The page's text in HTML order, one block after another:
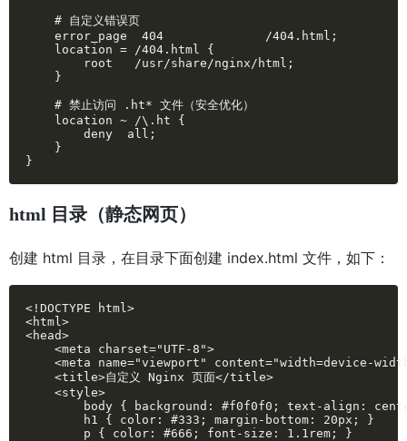
# 自定义错误页
error_page  404              /404.html;
location = /404.html {
root   /usr/share/nginx/html;
}
# 禁止访问 .ht* 文件（安全优化）
location ~ /\.ht {
deny  all;
}
}
html 目录（静态网页）
创建 html 目录，在目录下面创建 index.html 文件，如下：
<!DOCTYPE html>
<html>
<head>
<meta charset="UTF-8">
<meta name="viewport" content="width=device-
<title>自定义 Nginx 页面</title>
<style>
body { background: #f0f0f0; text-align:
h1 { color: #333; margin-bottom: 20px; }
p { color: #666; font-size: 1.1rem; }